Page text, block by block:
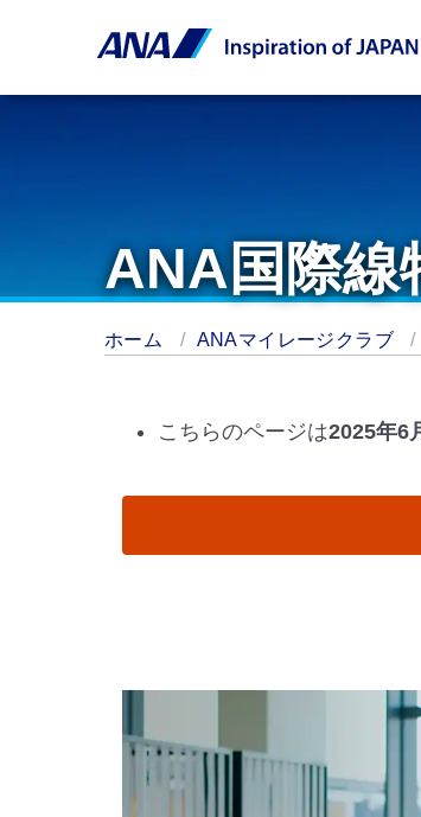
ANA国際線
ホーム ANAマイレージクラブ
こちらのページは2025年6